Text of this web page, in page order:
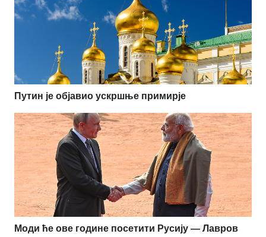
Путин је објавио ускршње примирје
Моди ће ове године посетити Русију — Лавров